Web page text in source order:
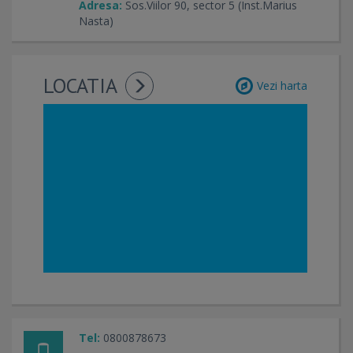
Adresa: Sos.Viilor 90, sector 5 (Inst.Marius
Nasta)
LOCATIA Vezi harta
Tel: 0800878673